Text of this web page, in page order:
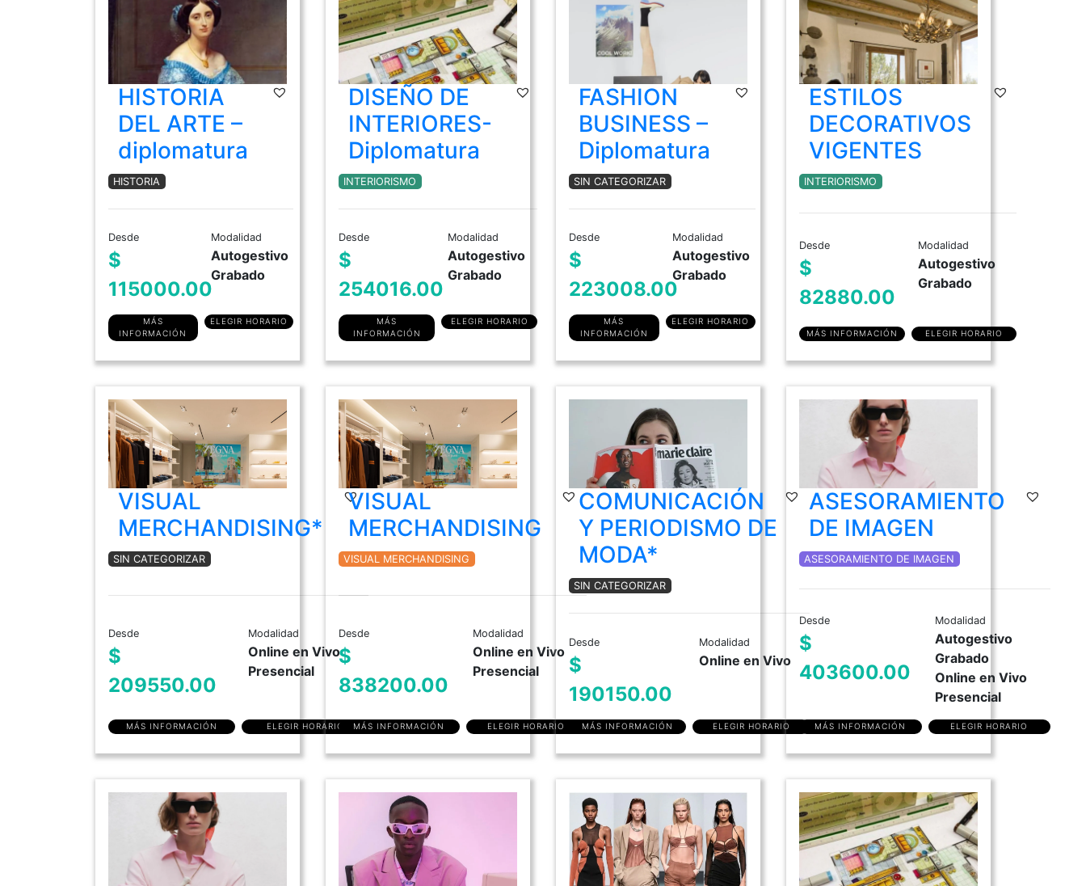
HISTORIA
DEL ARTE –
diplomatura
HISTORIA
Desde
$
115000.00
Modalidad
Autogestivo
Grabado
MÁS
INFORMACIÓN
ELEGIR HORARIO
DISEÑO DE
INTERIORES-
Diplomatura
INTERIORISMO
Desde
$
254016.00
Modalidad
Autogestivo
Grabado
MÁS
INFORMACIÓN
ELEGIR HORARIO
FASHION
BUSINESS –
Diplomatura
SIN CATEGORIZAR
Desde
$
223008.00
Modalidad
Autogestivo
Grabado
MÁS
INFORMACIÓN
ELEGIR HORARIO
ESTILOS
DECORATIVOS
VIGENTES
INTERIORISMO
Desde
$
82880.00
Modalidad
Autogestivo
Grabado
MÁS INFORMACIÓN ELEGIR HORARIO
VISUAL
MERCHANDISING*
SIN CATEGORIZAR
Desde
$
209550.00
Modalidad
Online en Vivo
Presencial
MÁS INFORMACIÓN ELEGIR HORARIO
VISUAL
MERCHANDISING
VISUAL MERCHANDISING
Desde
$
838200.00
Modalidad
Online en Vivo
Presencial
MÁS INFORMACIÓN ELEGIR HORARIO
COMUNICACIÓN
Y PERIODISMO DE
MODA*
SIN CATEGORIZAR
Desde
$
190150.00
Modalidad
Online en Vivo
MÁS INFORMACIÓN ELEGIR HORARIO
ASESORAMIENTO
DE IMAGEN
ASESORAMIENTO DE IMAGEN
Desde
$
403600.00
Modalidad
Autogestivo
Grabado
Online en Vivo
Presencial
MÁS INFORMACIÓN ELEGIR HORARIO